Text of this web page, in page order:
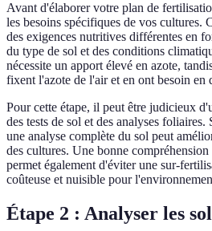
Avant d'élaborer votre plan de
les besoins spécifiques de vos cultures.
des exigences nutritives différentes en
du type de sol et des conditions
nécessite un apport élevé en azote,
fixent l'azote de l'air et en ont besoin en
Pour cette étape, il peut être judicieux
des tests de sol et des analyses
une analyse complète du sol peut
des cultures. Une bonne
permet également d'éviter une sur-
coûteuse et nuisible pour
Étape 2 : Analyser les